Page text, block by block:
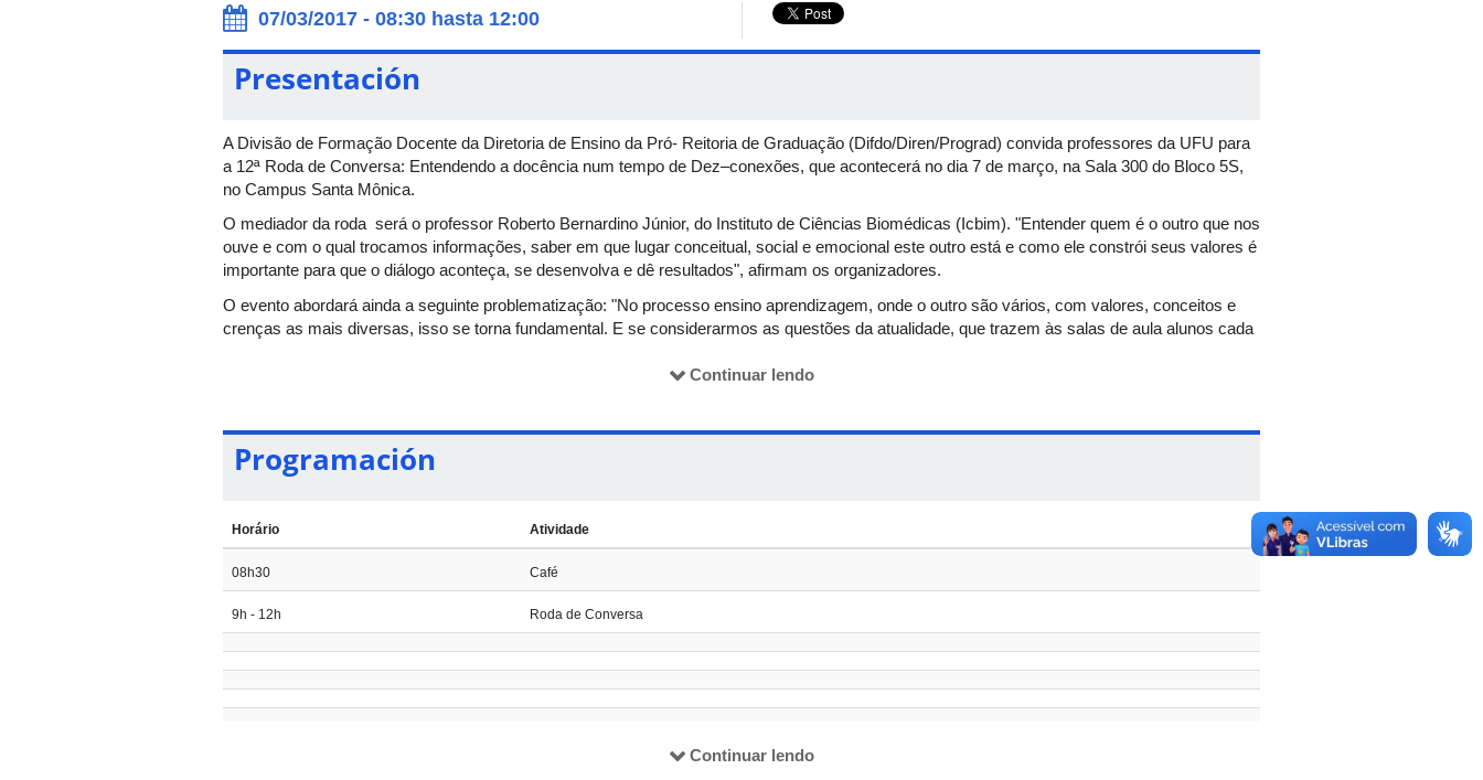
07/03/2017 - 08:30 hasta 12:00
Presentación
A Divisão de Formação Docente da Diretoria de Ensino da Pró- Reitoria de Graduação (Difdo/Diren/Prograd) convida professores da UFU para
a 12ª Roda de Conversa: Entendendo a docência num tempo de Dez–conexões, que acontecerá no dia 7 de março, na Sala 300 do Bloco 5S,
no Campus Santa Mônica.
O mediador da roda será o professor Roberto Bernardino Júnior, do Instituto de Ciências Biomédicas (Icbim). "Entender quem é o outro que nos
ouve e com o qual trocamos informações, saber em que lugar conceitual, social e emocional este outro está e como ele constrói seus valores é
importante para que o diálogo aconteça, se desenvolva e dê resultados", afirmam os organizadores.
O evento abordará ainda a seguinte problematização: "No processo ensino aprendizagem, onde o outro são vários, com valores, conceitos e
crenças as mais diversas, isso se torna fundamental. E se considerarmos as questões da atualidade, que trazem às salas de aula alunos cada
desenvolvimento, o professor universitário se pergunta: e agora?".Continuar lendo
Programación
Horário Atividade
08h30 Café
9h - 12h Roda de Conversa
Continuar lendo